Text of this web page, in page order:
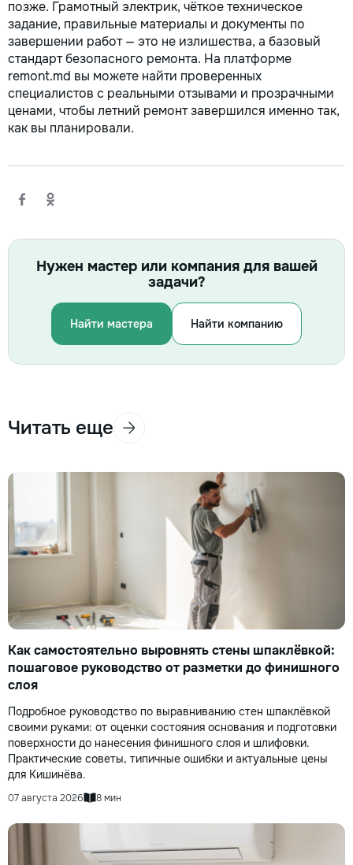
позже. Грамотный электрик, чёткое техническое
задание, правильные материалы и документы по
завершении работ — это не излишества, а базовый
стандарт безопасного ремонта. На платформе
remont.md вы можете найти проверенных
специалистов с реальными отзывами и прозрачными
ценами, чтобы летний ремонт завершился именно так,
как вы планировали.
Нужен мастер или компания для вашей
задачи?
Найти мастера Найти компанию
Читать еще
Как самостоятельно выровнять стены шпаклёвкой:
пошаговое руководство от разметки до финишного
слоя
Подробное руководство по выравниванию стен шпаклёвкой
своими руками: от оценки состояния основания и подготовки
поверхности до нанесения финишного слоя и шлифовки.
Практические советы, типичные ошибки и актуальные цены
для Кишинёва.
07 августа 2026 8 мин